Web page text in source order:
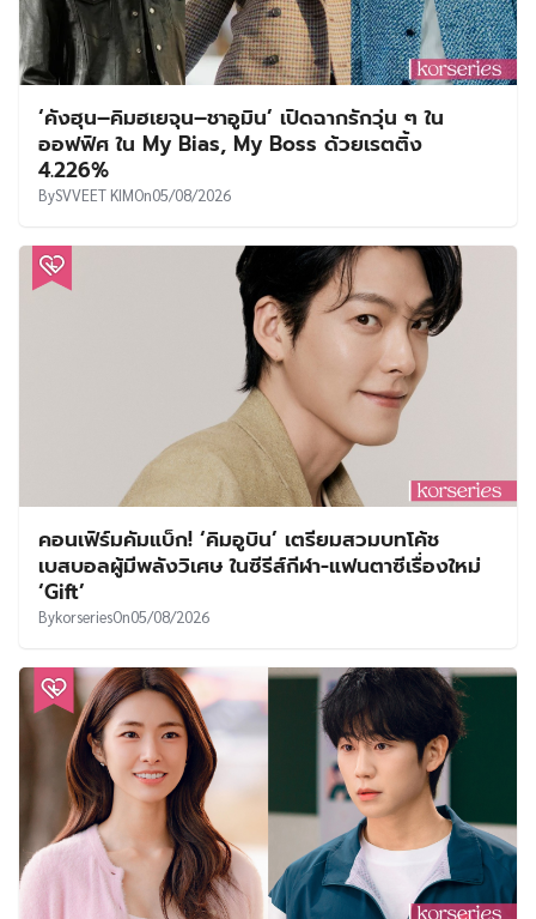
‘คังฮุน–คิมฮเยจุน–ชาอูมิน’ เปิดฉากรักวุ่น ๆ ใน
ออฟฟิศ ใน My Bias, My Boss ด้วยเรตติ้ง
4.226%
BySVVEET KIMOn05/08/2026
คอนเฟิร์มคัมแบ็ก! ‘คิมอูบิน’ เตรียมสวมบทโค้ช
เบสบอลผู้มีพลังวิเศษ ในซีรีส์กีฬา-แฟนตาซีเรื่องใหม่
‘Gift’
BykorseriesOn05/08/2026